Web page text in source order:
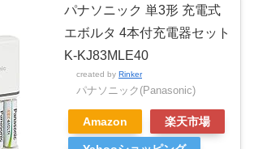
パナソニック 単3形 充電式
エボルタ 4本付充電器セット
K-KJ83MLE40
created by Rinker
パナソニック(Panasonic)
Amazon 楽天市場